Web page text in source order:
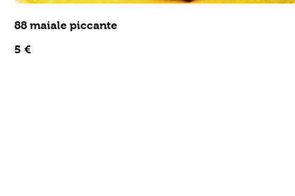
88 maiale piccante
5 €